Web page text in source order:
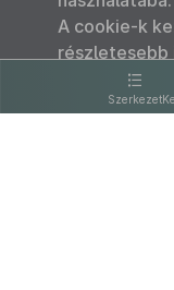
Szerkezet
A cookie-k
kattintva